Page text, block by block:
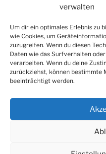
verwalten
Um dir ein optimales Erlebnis zu
wie Cookies, um
zuzugreifen. Wenn du diesen
Daten wie das Surfverhalten
verarbeiten. Wenn du deine
zurückziehst, können bestimmte
beeinträchtigt werden.
Anmelden
Eintrags-Feed
Kommentar-Feed
WordPress.org